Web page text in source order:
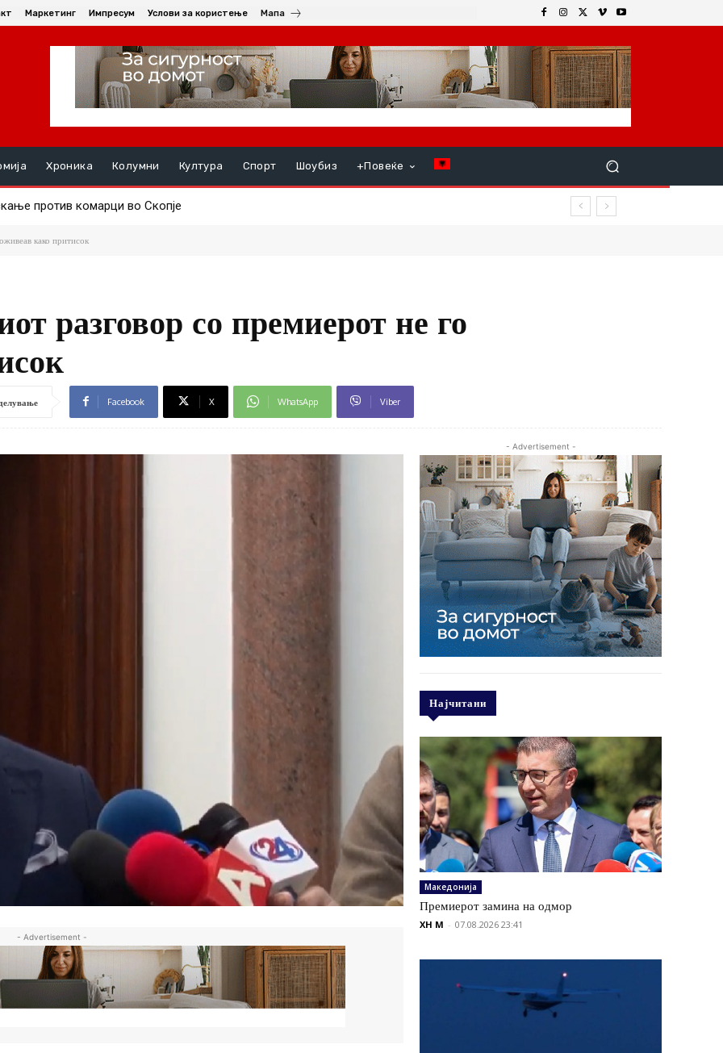
Маркетинг Импресум Услови за користење Мапа
Хроника Колумни Култура Спорт Шоубиз +Повеќе
против комарци во Скопје
на ред се хепатитите ако кризата со водата во Гостивар продолжи
како притисок
разговор со премиерот не го
Facebook X WhatsApp Viber
- Advertisement -
- Advertisement -
Најчитани
Македонија
Премиерот замина на одмор
XH M - 07.08.2026 23:41